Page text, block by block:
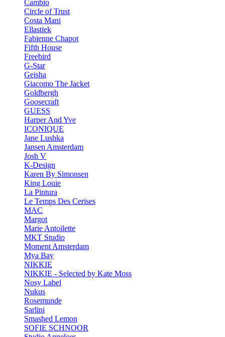
Cambio
Circle of Trust
Costa Mani
Ellastiek
Fabienne Chapot
Fifth House
Freebird
G-Star
Geisha
Giacomo The Jacket
Goldbergh
Goosecraft
GUESS
Harper And Yve
ICONIQUE
Jane Lushka
Jansen Amsterdam
Josh V
K-Design
Karen By Simonsen
King Louie
La Pintura
Le Temps Des Cerises
MAC
Margot
Marie Antoilette
MKT Studio
Moment Amsterdam
Mya Bay
NIKKIE
NIKKIE - Selected by Kate Moss
Nosy Label
Nukus
Rosemunde
Sarlini
Smashed Lemon
SOFIE SCHNOOR